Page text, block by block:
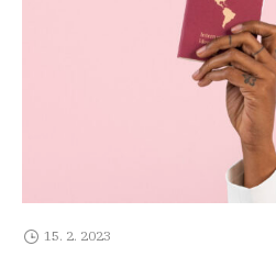
15. 2. 2023